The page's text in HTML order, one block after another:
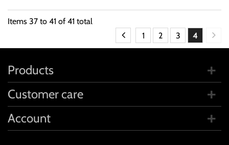
Items 37 to 41 of 41 total
1
2 3 4
Products
Customer care
Account